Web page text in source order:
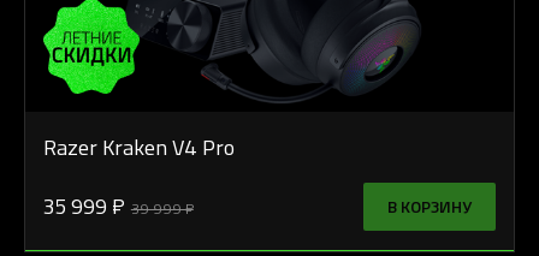
Razer Kraken V4 Pro
35 999 ₽ 39 999 ₽ В КОРЗИНУ